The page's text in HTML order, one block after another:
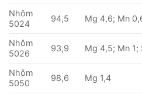
Nhôm
5024
94,5 Mg 4,6; Mn
Nhôm
5026
93,9 Mg 4,5; Mn 1;
Nhôm
5050
98,6 Mg 1,4